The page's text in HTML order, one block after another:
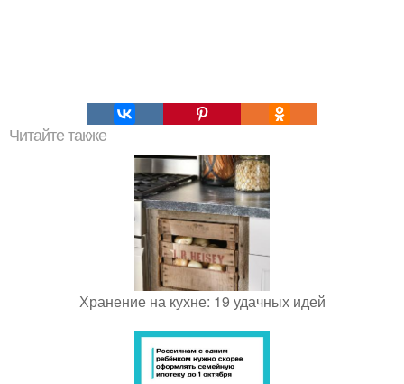
Читайте также
Хранение на кухне: 19 удачных идей